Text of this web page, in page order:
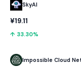
SkyAI
¥19.11
↑ 33.30%